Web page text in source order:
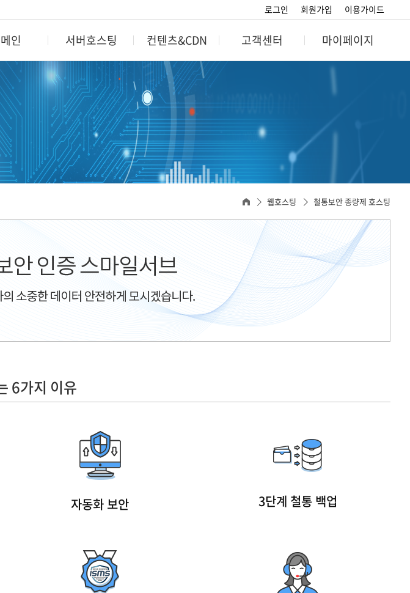
로그인 회원가입 이용가이드
인 서버호스팅 컨텐츠&CDN 고객센터 마이페이지
서버호스팅
가상서버
베어메탈서버
코로케이션
컨텐츠&CDN
캐시서비스
컨텐츠 인증
VOD 스트리밍
고객센터
공지사항
자주묻는질문
문의게시판
포인트정보
결제관리 및 확인
SMS호스팅관리
도메인관리
이메일관리
SSL보안서버관리
웹호스팅 철통보안 종량제 호스팅
6가지 이유
자동화 보안 3단계 철통 백업